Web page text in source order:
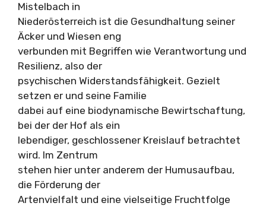
Mistelbach in
Niederösterreich ist die Gesundhaltung seiner
Äcker und Wiesen eng
verbunden mit Begriffen wie Verantwortung und
Resilienz, also der
psychischen Widerstandsfähigkeit. Gezielt
setzen er und seine Familie
dabei auf eine biodynamische Bewirtschaftung,
bei der der Hof als ein
lebendiger, geschlossener Kreislauf betrachtet
wird. Im Zentrum
stehen hier unter anderem der Humusaufbau,
die Förderung der
Artenvielfalt und eine vielseitige Fruchtfolge